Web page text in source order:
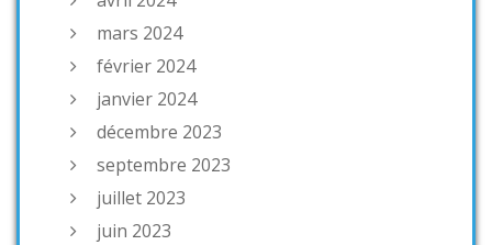
mars 2024
février 2024
janvier 2024
décembre 2023
septembre 2023
juillet 2023
juin 2023